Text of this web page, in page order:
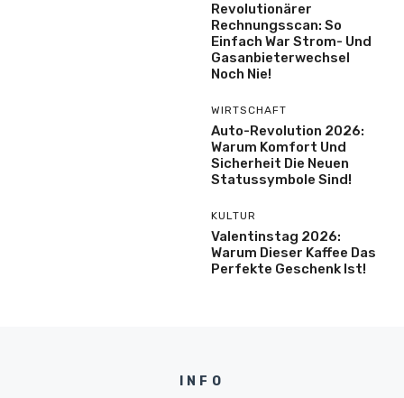
Revolutionärer
Rechnungsscan: So
Einfach War Strom- Und
Gasanbieterwechsel
Noch Nie!
WIRTSCHAFT
Auto-Revolution 2026:
Warum Komfort Und
Sicherheit Die Neuen
Statussymbole Sind!
KULTUR
Valentinstag 2026:
Warum Dieser Kaffee Das
Perfekte Geschenk Ist!
INFO